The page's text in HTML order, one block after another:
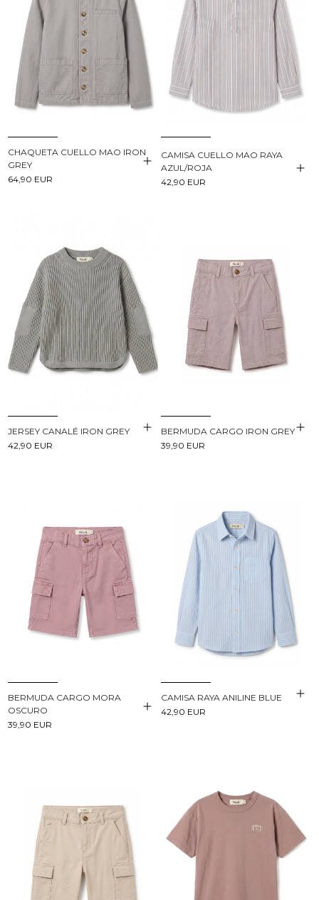
CHAQUETA CUELLO MAO IRON
GREY
64,90 EUR
CAMISA CUELLO MAO RAYA
AZUL/ROJA
42,90 EUR
JERSEY CANALÉ IRON GREY
42,90 EUR
BERMUDA CARGO IRON GREY
39,90 EUR
BERMUDA CARGO MORA
OSCURO
39,90 EUR
CAMISA RAYA ANILINE BLUE
42,90 EUR